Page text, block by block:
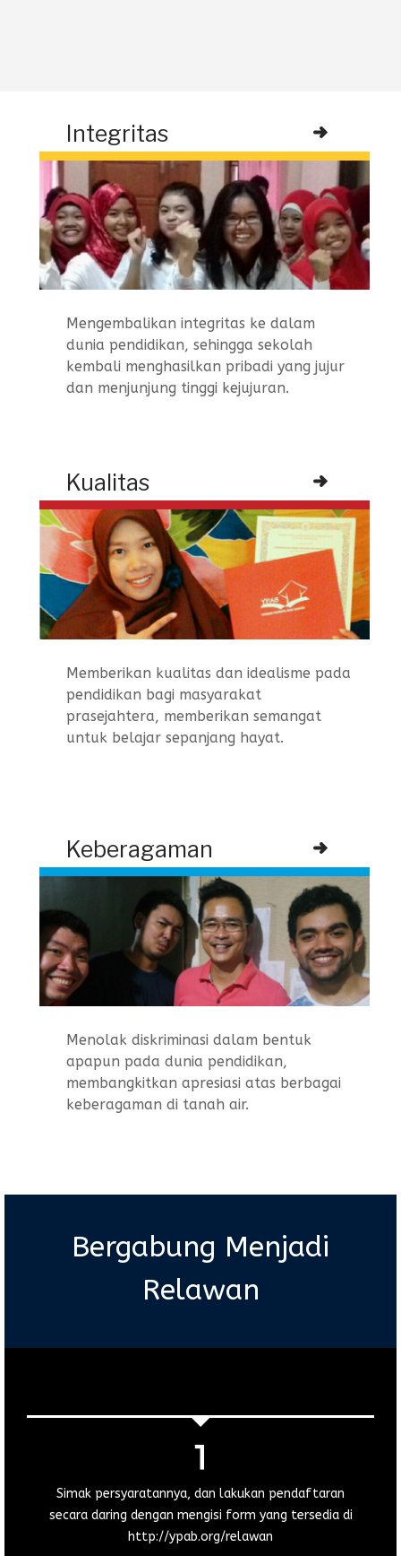
Integritas
Mengembalikan integritas ke dalam
dunia pendidikan, sehingga sekolah
kembali menghasilkan pribadi yang jujur
dan menjunjung tinggi kejujuran.
Kualitas
Memberikan kualitas dan idealisme pada
pendidikan bagi masyarakat
prasejahtera, memberikan semangat
untuk belajar sepanjang hayat.
Keberagaman
Menolak diskriminasi dalam bentuk
apapun pada dunia pendidikan,
membangkitkan apresiasi atas berbagai
keberagaman di tanah air.
Bergabung Menjadi
Relawan
Simak persyaratannya, dan lakukan pendaftaran
secara daring dengan mengisi form yang tersedia di
http://ypab.org/relawan